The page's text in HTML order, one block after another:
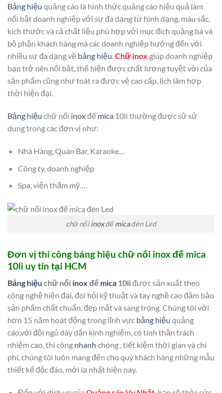
Bảng hiệu quảng cáo là hình thức quảng cáo hiệu quả làm
nổi bật doanh nghiệp với sự đa dạng từ hình dạng, màu sắc,
kích thước và cả chất liệu phù hợp với mục đích quảng bá và
bộ phận khách hàng mà các doanh nghiệp hướng đến với
nhiều sự đa dạng về bảng hiệu.Chữ inox giúp doanh nghiệp
bạn trở nên nổi bật, thể hiện được chất lượng tuyệt vời của
sản phẩm cũng như toát ra được vẻ cao cấp, lịch lãm hợp
thời hiện đại.
Bảng hiệu chữ nổi inoxđế mica 10li thường được sử sử
dung trong các đơn vị như:
Nhà Hàng, Quán Bar, Karaoke…
Công ty, doanh nghiệp
Spa, viện thẩm mỹ….
chữ nổiinoxđếmicađèn Led
Đơn vị thi công bảng hiệu chữ nổi inox đế mica
10li uy tín tại HCM
Bảng hiệu chữ nổi inox đế mica 10liđược sản xuất theo
công nghệ hiện đại, đòi hỏi kỹ thuật và tay nghề cao đảm bảo
sản phẩm chất chuẩn, đẹp mắt và sang trọng. Chúng tôi với
hơn 15 năm hoạt động trong lĩnh vực bảng hiệu quảng
cáo,với đội ngủ dày dặn kinh nghiệm, có tinh thần trách
nhiệm cao, thi công nhanh chóng , tiết kiệm thời gian và chi
phí, chúng tôi luôn mang đến cho quý khách hàng những mẫu
thiết kế độc đáo, mới lạ nhất hiện nay.